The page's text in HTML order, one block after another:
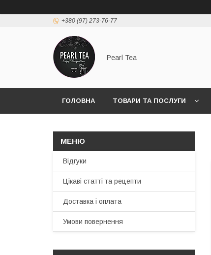
+380 (97) 273-76-77
Pearl Tea
ГОЛОВНА ТОВАРИ ТА ПОСЛУГИ
Відгуки
Цікаві статті та рецепти
Доставка і оплата
Умови повернення